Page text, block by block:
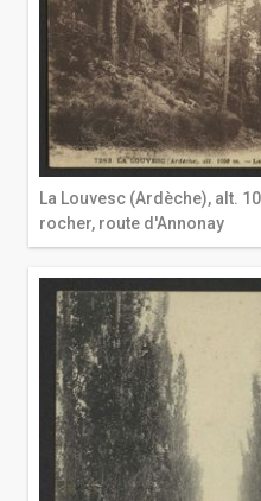
La Louvesc (Ardèche), alt.
rocher, route d'Annonay